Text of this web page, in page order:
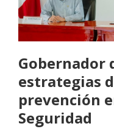
Gobernador
estrategias
prevención
Seguridad